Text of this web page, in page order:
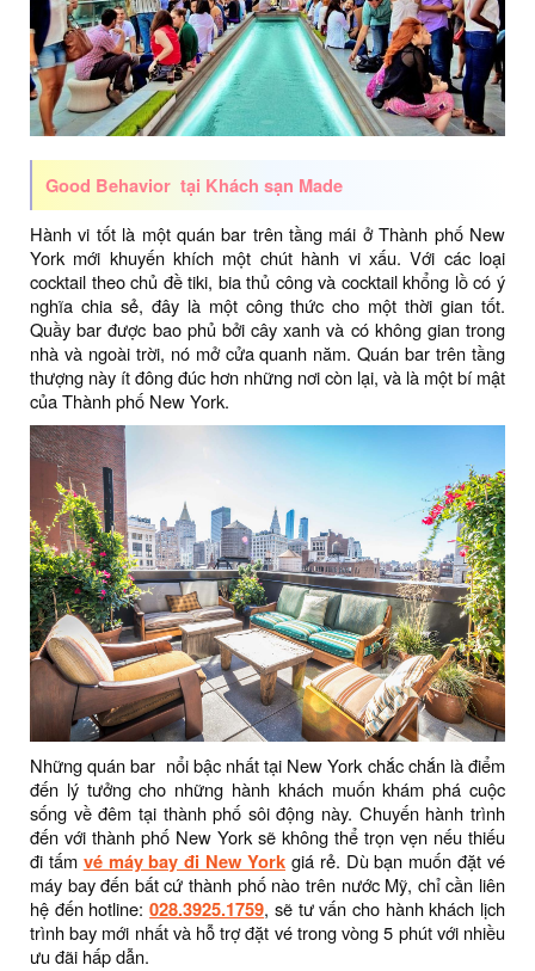
Good Behavior tại Khách sạn Made
Hành vi tốt là một quán bar trên tầng mái ở Thành phố New
York mới khuyến khích một chút hành vi xấu. Với các loại
cocktail theo chủ đề tiki, bia thủ công và cocktail khổng lồ có ý
nghĩa chia sẻ, đây là một công thức cho một thời gian tốt.
Quầy bar được bao phủ bởi cây xanh và có không gian trong
nhà và ngoài trời, nó mở cửa quanh năm. Quán bar trên tầng
thượng này ít đông đúc hơn những nơi còn lại, và là một bí mật
của Thành phố New York.
Những quán bar nổi bậc nhất tại New York chắc chắn là điểm
đến lý tưởng cho những hành khách muốn khám phá cuộc
sống về đêm tại thành phố sôi động này. Chuyến hành trình
đến với thành phố New York sẽ không thể trọn vẹn nếu thiếu
đi tấm vé máy bay đi New York giá rẻ. Dù bạn muốn đặt vé
máy bay đến bất cứ thành phố nào trên nước Mỹ, chỉ cần liên
hệ đến hotline:028.3925.1759, sẽ tư vấn cho hành khách lịch
trình bay mới nhất và hỗ trợ đặt vé trong vòng 5 phút với nhiều
ưu đãi hấp dẫn.